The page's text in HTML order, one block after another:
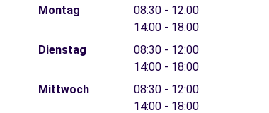
Montag
08:30 - 12:00
14:00 - 18:00
Dienstag
08:30 - 12:00
14:00 - 18:00
Mittwoch
08:30 - 12:00
14:00 - 18:00